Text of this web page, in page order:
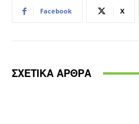
Facebook X
ΣΧΕΤΙΚΑ ΑΡΘΡΑ